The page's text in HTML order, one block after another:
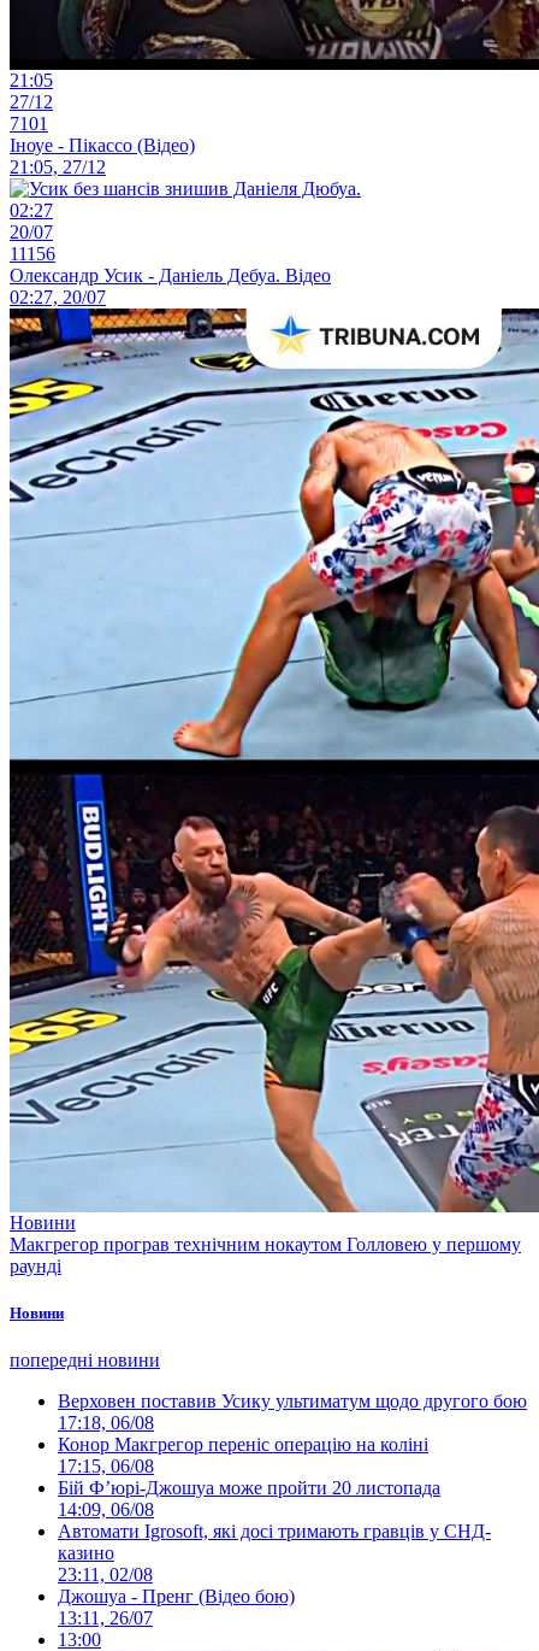
21:05
27/12
7101
Іноуе - Пікассо (Відео)
21:05, 27/12
02:27
20/07
11156
Олександр Усик - Даніель Дебуа. Відео
02:27, 20/07
Новини
Макгрегор програв технічним нокаутом Голловею у першому
раунді
Новини
попередні новини
Верховен поставив Усику ультиматум щодо другого бою
17:18, 06/08
Конор Макгрегор переніс операцію на коліні
17:15, 06/08
Бій Ф’юрі-Джошуа може пройти 20 листопада
14:09, 06/08
Автомати Igrosoft, які досі тримають гравців у СНД-
казино
23:11, 02/08
Джошуа - Пренг (Відео бою)
13:11, 26/07
13:00